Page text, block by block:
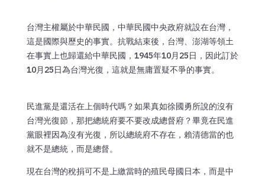
台灣主權屬於中華民國，中華民國中央政府就設在台灣，
這是國際與歷史的事實。抗戰結束後，台灣、澎湖等領土
在事實上也歸還給中華民國，1945年10月25日，因此訂於
10月25日為台灣光復，這就是無庸置疑不爭的事實。
民進黨是還活在上個時代嗎？如果真如徐國勇所說的沒有
台灣光復節，那把總統府要不要改成總督府？畢竟在民進
黨眼裡因為沒有光復，所以總統府不存在，賴清德當的也
就不是總統，而是總督。
現在台灣的稅捐可不是上繳當時的殖民母國日本，而是中